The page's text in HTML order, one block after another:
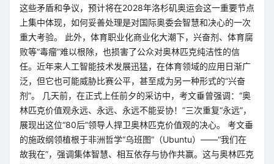
这些矛盾和争议，预计将在2028年洛杉矶奥运会这一重要节点
上集中体现，如何妥善处理是对国际奥委会智慧和决心的一次
重大考验。 此外，体育职业化商业化大潮下，兴奋剂、体育腐
败等“毒瘤”难以根除，也损害了公众对奥林匹克纯洁性的信
任。近年来人工智能技术发展迅猛，在体育领域的应用日渐广
泛，但它也可能威胁比赛公平，甚至成为另一种形式的“兴奋
剂”。 几天前，在正式上任前夕的采访中，考文垂曾强调：“奥
林匹克价值观永远、永远、永远不能妥协！”三次重复“永远”，
展现出这位“80后”领导人捍卫奥林匹克价值观的决心。 考文垂
的施政纲领植根于非洲哲学“乌班图”（Ubuntu）——“我们在
故我在”，强调集体智慧、相互依存与协作共赢。这与奥林匹克